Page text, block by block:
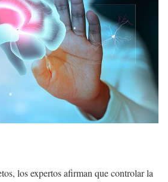
los expertos afirman que controlar la